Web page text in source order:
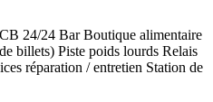
24/24 Bar Boutique alimentaire
billets) Piste poids lourds Relais
réparation / entretien Station de